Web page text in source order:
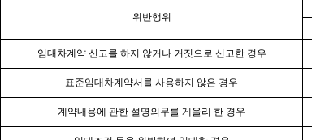
위반행위
임대차계약 신고를 하지 않거나 거짓으로 신고한 경우
표준임대차계약서를 사용하지 않은 경우
계약내용에 관한 설명의무를 게을리 한 경우